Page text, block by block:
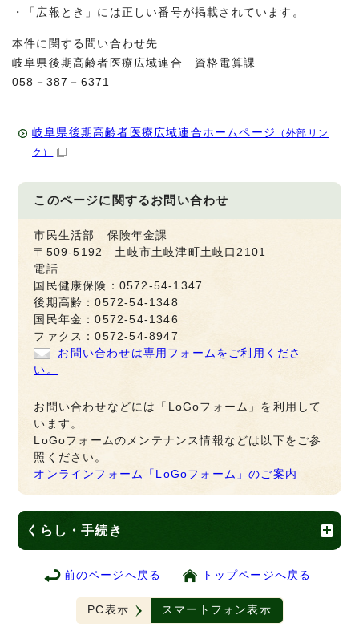
・「広報とき」には正しい番号が掲載されています。
本件に関する問い合わせ先
岐阜県後期高齢者医療広域連合 資格電算課
058－387－6371
岐阜県後期高齢者医療広域連合ホームページ
（外部リン
ク）
このページに関するお問い合わせ
市民生活部 保険年金課
〒509-5192 土岐市土岐津町土岐口2101
電話
国民健康保険：0572-54-1347
後期高齢：0572-54-1348
国民年金：0572-54-1346
ファクス：0572-54-8947
お問い合わせは専用フォームをご利用くださ
い。
お問い合わせなどには「LoGoフォーム」を利用して
います。
LoGoフォームのメンテナンス情報などは以下をご参
照ください。
オンラインフォーム「LoGoフォーム」のご案内
くらし・手続き
前のページへ戻る トップページへ戻る
PC表示 スマートフォン表示